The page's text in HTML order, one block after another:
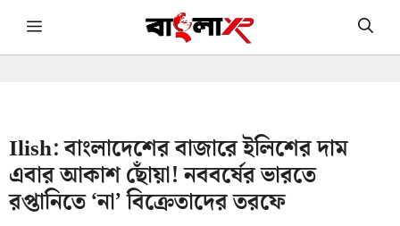
Skip Menu
Ilish: বাংলাদেশের বাজারে ইলিশের দাম
এবার আকাশ ছোঁয়া! নববর্ষের ভারতে
রপ্তানিতে ‘না’ বিক্রেতাদের তরফে